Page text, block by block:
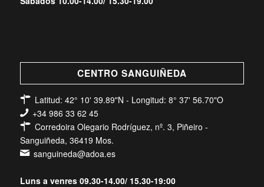
CENTRO SANGUIÑEDA
Latitud: 42° 10' 39.89"N - Longitud: 8° 37' 56.70"O
+34 986 33 62 45
Corredoira Olegario Rodríguez, nº. 3, Piñeiro -
Sanguiñeda, 36419 Mos.
sanguineda@adoa.es
Luns a venres 09.30-14.00/ 15.30-19:00